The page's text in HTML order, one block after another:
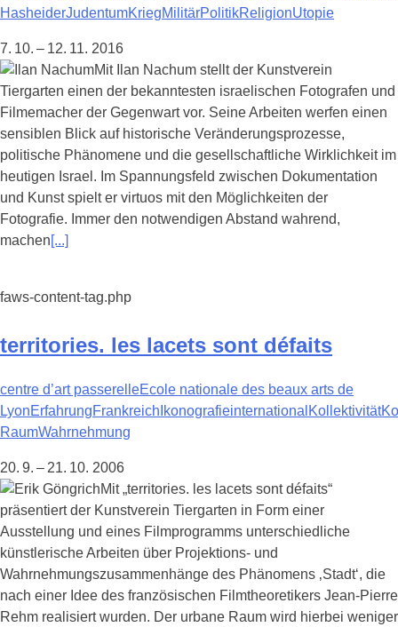
HasheiderJudentumKriegMilitärPolitikReligionUtopie
7. 10. – 12. 11. 2016
Mit Ilan Nachum stellt der Kunstverein
Tiergarten einen der bekanntesten israelischen Fotografen und
Filmemacher der Gegenwart vor. Seine Arbeiten werfen einen
sensiblen Blick auf historische Veränderungsprozesse,
politische Phänomene und die gesellschaftliche Wirklichkeit im
heutigen Israel. Im Spannungsfeld zwischen Dokumentation
und Kunst spielt er virtuos mit den Möglichkeiten der
Fotografie. Immer den notwendigen Abstand wahrend,
machen[...]
faws-content-tag.php
territories. les lacets sont défaits
centre d’art passerelleEcole nationale des beaux arts de
LyonErfahrungFrankreich Ikonografieinternational Kollektivität
RaumWahrnehmung
20. 9. – 21. 10. 2006
Mit „territories. les lacets sont défaits“
präsentiert der Kunstverein Tiergarten in Form einer
Ausstellung und eines Filmprogramms unterschiedliche
künstlerische Arbeiten über Projektions- und
Wahrnehmungszusammenhänge des Phänomens ‚Stadt‘, die
nach einer Idee des französischen Filmtheoretikers Jean-Pierre
Rehm realisiert wurden. Der urbane Raum wird hierbei weniger